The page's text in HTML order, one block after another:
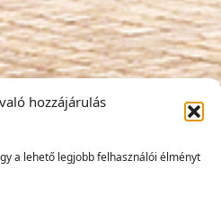
hozzájárulás
a lehető legjobb felhasználói élményt